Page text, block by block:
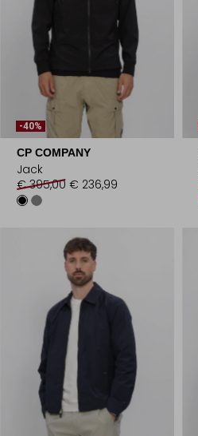
-40%
CP COMPANY
Jack
€ 395,00 € 236,99